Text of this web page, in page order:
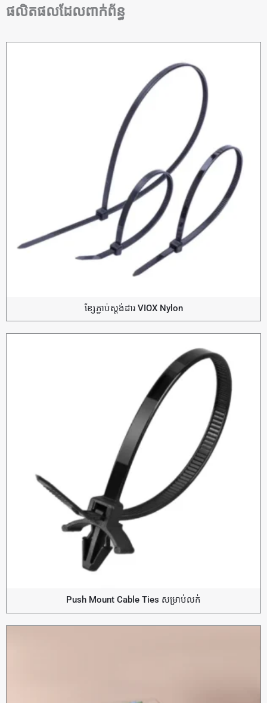
ផលិតផលដែលពាក់ព័ន្ធ
ខ្សែភ្ជាប់ស្តង់ដារ VIOX Nylon
Push Mount Cable Ties សម្រាប់លក់